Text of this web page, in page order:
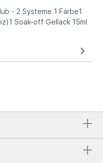
- 2 Systeme 1 Farbe1
Soak-off Gellack 15ml